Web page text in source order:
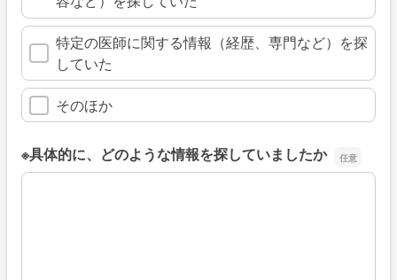
特定の医師に関する情報（経歴、専門など）を探
していた
そのほか
※具体的に、どのような情報を探していましたか
※具体的に、どのような情報を探していましたか